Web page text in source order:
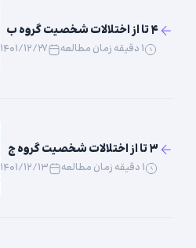
۴ تا از اختلالات شخصیت گروه ب
۱ دقیقه زمان مطالعه ۱۴۰۱/۱۲/۲۷
۳ تا از اختلالات شخصیت گروه ج
۱ دقیقه زمان مطالعه ۱۴۰۱/۱۲/۱۳